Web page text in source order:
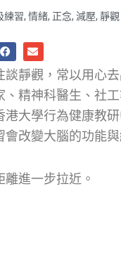
練習, 情緒, 正念, 減壓, 靜觀
談靜觀，常以用心
、精神科醫生、社
港大學行為健康教
改變大腦的功能與
進一步拉近。